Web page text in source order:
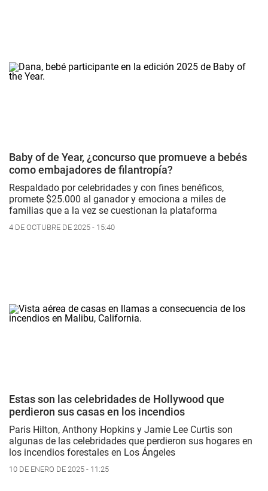
Baby of de Year, ¿concurso que promueve a bebés
como embajadores de filantropía?
Respaldado por celebridades y con fines benéficos,
promete $25.000 al ganador y emociona a miles de
familias que a la vez se cuestionan la plataforma
4 DE OCTUBRE DE 2025 - 15:40
Estas son las celebridades de Hollywood que
perdieron sus casas en los incendios
Paris Hilton, Anthony Hopkins y Jamie Lee Curtis son
algunas de las celebridades que perdieron sus hogares en
los incendios forestales en Los Ángeles
10 DE ENERO DE 2025 - 11:25